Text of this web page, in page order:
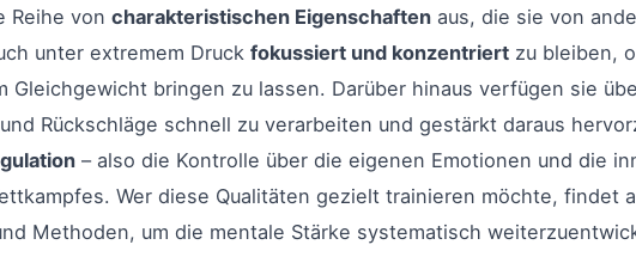
Reihe von charakteristischen Eigenschaften aus, die sie von
unter extremem Druck fokussiert und konzentriert zu bleiben,
Gleichgewicht bringen zu lassen. Darüber hinaus verfügen sie
Rückschläge schnell zu verarbeiten und gestärkt daraus
– also die Kontrolle über die eigenen Emotionen und die
Wer diese Qualitäten gezielt trainieren möchte, findet
Methoden, um die mentale Stärke systematisch